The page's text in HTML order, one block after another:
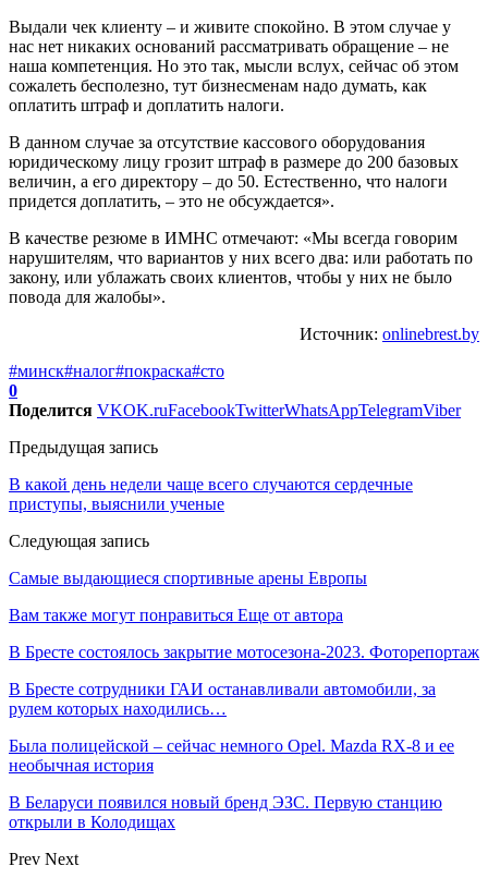
Выдали чек клиенту – и живите спокойно. В этом случае у
нас нет никаких оснований рассматривать обращение – не
наша компетенция. Но это так, мысли вслух, сейчас об этом
сожалеть бесполезно, тут бизнесменам надо думать, как
оплатить штраф и доплатить налоги.
В данном случае за отсутствие кассового оборудования
юридическому лицу грозит штраф в размере до 200 базовых
величин, а его директору – до 50. Естественно, что налоги
придется доплатить, – это не обсуждается».
В качестве резюме в ИМНС отмечают: «Мы всегда говорим
нарушителям, что вариантов у них всего два: или работать по
закону, или ублажать своих клиентов, чтобы у них не было
повода для жалобы».
Источник: onlinebrest.by
#минск#налог#покраска#сто
0
Поделится VKOK.ruFacebookTwitterWhatsAppTelegramViber
Предыдущая запись
В какой день недели чаще всего случаются сердечные
приступы, выяснили ученые
Следующая запись
Самые выдающиеся спортивные арены Европы
Вам также могут понравиться Еще от автора
В Бресте состоялось закрытие мотосезона-2023. Фоторепортаж
В Бресте сотрудники ГАИ останавливали автомобили, за
рулем которых находились…
Была полицейской – сейчас немного Opel. Mazda RX-8 и ее
необычная история
В Беларуси появился новый бренд ЭЗС. Первую станцию
открыли в Колодищах
Prev Next